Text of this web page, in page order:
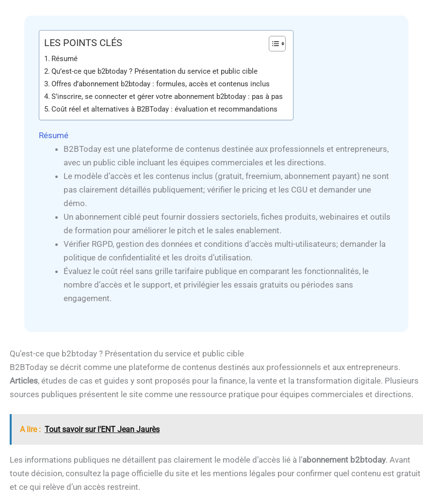
LES POINTS CLÉS
Résumé
Qu’est-ce que b2btoday ? Présentation du service et public cible
Offres d’abonnement b2btoday : formules, accès et contenus inclus
S’inscrire, se connecter et gérer votre abonnement b2btoday : pas à pas
Coût réel et alternatives à B2BToday : évaluation et recommandations
Résumé
B2BToday est une plateforme de contenus destinée aux professionnels et entrepreneurs,
avec un public cible incluant les équipes commerciales et les directions.
Le modèle d’accès et les contenus inclus (gratuit, freemium, abonnement payant) ne sont
pas clairement détaillés publiquement; vérifier le pricing et les CGU et demander une
démo.
Un abonnement ciblé peut fournir dossiers sectoriels, fiches produits, webinaires et outils
de formation pour améliorer le pitch et le sales enablement.
Vérifier RGPD, gestion des données et conditions d’accès multi-utilisateurs; demander la
politique de confidentialité et les droits d’utilisation.
Évaluez le coût réel sans grille tarifaire publique en comparant les fonctionnalités, le
nombre d’accès et le support, et privilégier les essais gratuits ou périodes sans
engagement.
Qu’est-ce que b2btoday ? Présentation du service et public cible
B2BToday se décrit comme une plateforme de contenus destinés aux professionnels et aux entrepreneurs.
Articles, études de cas et guides y sont proposés pour la finance, la vente et la transformation digitale. Plusieurs
sources publiques présentent le site comme une ressource pratique pour équipes commerciales et directions.
A lire : Tout savoir sur l'ENT Jean Jaurès
Les informations publiques ne détaillent pas clairement le modèle d’accès lié à l’abonnement b2btoday. Avant
toute décision, consultez la page officielle du site et les mentions légales pour confirmer quel contenu est gratuit
et ce qui relève d’un accès restreint.